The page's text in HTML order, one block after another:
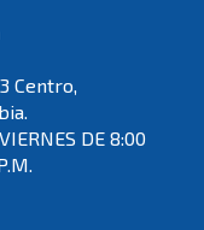
Centro,
DE 8:00